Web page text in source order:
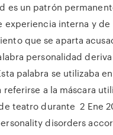
es un patrón
experiencia interna y de
que se aparta
personalidad
palabra se utilizaba
referirse a la máscara
teatro durante 2 Ene
disorders